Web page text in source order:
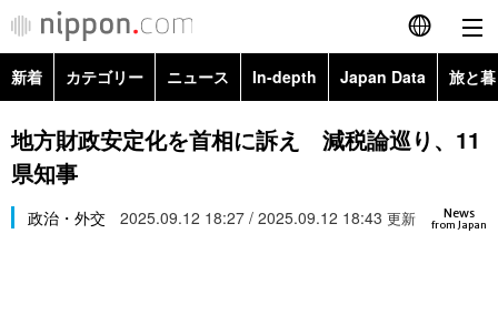
English
简体字
カテゴリー
新着 カテゴリー ニュース In-depth Japan Data 旅と
政治・外交
経済・ビジネス
Topics
地方財政安定化を首相に訴え 減税論巡り、11
県知事
News
from Japan
政治・外交 2025.09.12 18:27 / 2025.09.12 18:43 更新